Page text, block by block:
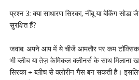
प्रश्न 3: क्या साधारण सिरका, नींबू या बेकिंग
सुरक्षित हैं?
जवाब: अपने आप में ये चीजें आमतौर पर कम टॉक्सिक
भी ब्लीच या तेज़ केमिकल क्लीनर्स के साथ मिलाना
सिरका + ब्लीच से क्लोरीन गैस बन सकती है।